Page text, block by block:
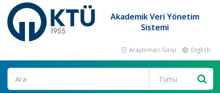
Akademik Veri Yönetim
Sistemi
Araştırmacı Girişi English
Ara